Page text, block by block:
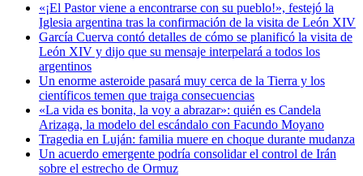
«¡El Pastor viene a encontrarse con su pueblo!», festejó la
Iglesia argentina tras la confirmación de la visita de León XIV
García Cuerva contó detalles de cómo se planificó la visita de
León XIV y dijo que su mensaje interpelará a todos los
argentinos
Un enorme asteroide pasará muy cerca de la Tierra y los
científicos temen que traiga consecuencias
«La vida es bonita, la voy a abrazar»: quién es Candela
Arizaga, la modelo del escándalo con Facundo Moyano
Tragedia en Luján: familia muere en choque durante mudanza
Un acuerdo emergente podría consolidar el control de Irán
sobre el estrecho de Ormuz